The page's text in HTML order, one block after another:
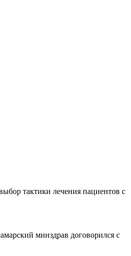
тактики лечения пациентов с
минздрав договорился с